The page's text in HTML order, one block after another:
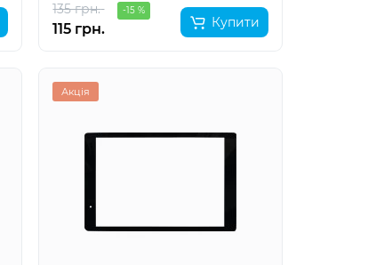
135 грн. -15 %
115 грн. Купити
Акція